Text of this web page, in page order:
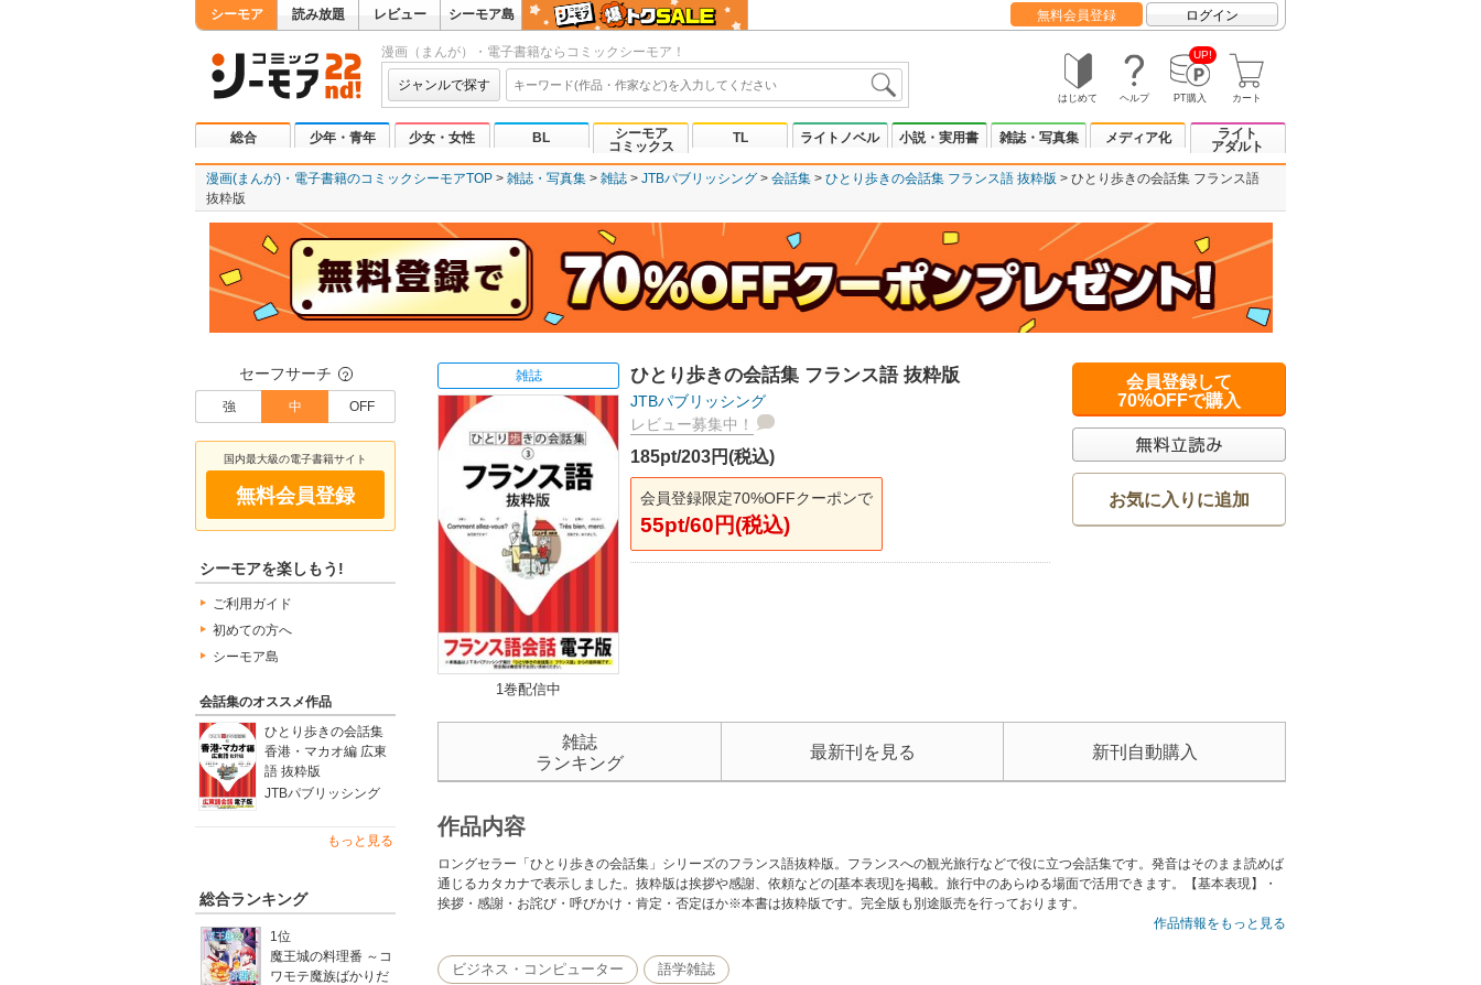
シーモア 読み放題 レビュー シーモア島 無料会員登録 ログイン
漫画（まんが）・電子書籍ならコミックシーモア！
ジャンルで探す
はじめて ヘルプ
UP!
PT購入 カート
総合 少年・青年 少女・女性 BL
シーモア
コミックス
TL ライトノベル 小説・実用書 雑誌・写真集 メディア化
ライト
アダルト
漫画(まんが)・電子書籍のコミックシーモアTOP 雑誌・写真集 雑誌 JTBパブリッシング 会話集 ひとり歩きの会話集 フランス語 抜粋版
ひとり歩きの会話集 フランス語
抜粋版
セーフサーチ ？
強 中 OFF
国内最大級の電子書籍サイト
無料会員登録
シーモアを楽しもう!
ご利用ガイド
初めての方へ
シーモア島
会話集のオススメ作品
ひとり歩きの会話集
香港・マカオ編 広東
語 抜粋版
JTBパブリッシング
もっと見る
総合ランキング
1位
魔王城の料理番 ～コ
ワモテ魔族ばかりだ
雑誌
1巻配信中
ひとり歩きの会話集 フランス語 抜粋版
JTBパブリッシング
レビュー募集中！
185pt/203円(税込)
会員登録限定70%OFFクーポンで
55pt/60円(税込)
会員登録して
70%OFFで購入
お気に入りに追加
雑誌
ランキング
最新刊を見る 新刊自動購入
作品内容
ロングセラー「ひとり歩きの会話集」シリーズのフランス語抜粋版。フランスへの観光旅行などで役に立つ会話集です。発音はそのまま読めば
通じるカタカナで表示しました。抜粋版は挨拶や感謝、依頼などの[基本表現]を掲載。旅行中のあらゆる場面で活用できます。【基本表現】・
挨拶・感謝・お詫び・呼びかけ・肯定・否定ほか※本書は抜粋版です。完全版も別途販売を行っております。
作品情報をもっと見る
ビジネス・コンピューター 語学雑誌